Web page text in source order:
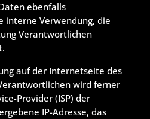
ebenfalls
interne Verwendung, die
Verantwortlichen
auf der Internetseite des
wird ferner
Provider (ISP) der
IP-Adresse, das